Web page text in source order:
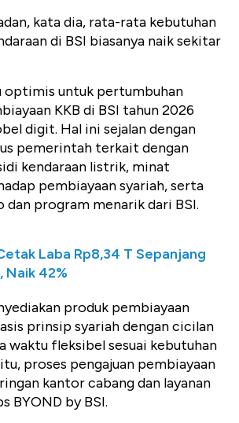
kata dia, rata-rata kebutuhan
di BSI biasanya naik sekitar
optimis untuk pertumbuhan
KKB di BSI tahun 2026
digit. Hal ini sejalan dengan
pemerintah terkait dengan
kendaraan listrik, minat
pembiayaan syariah, serta
program menarik dari BSI.
Laba Rp8,34 T Sepanjang
Naik 42%
produk pembiayaan
prinsip syariah dengan cicilan
waktu fleksibel sesuai kebutuhan
proses pengajuan pembiayaan
kantor cabang dan layanan
BYOND by BSI.